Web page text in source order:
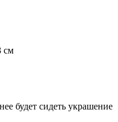
см
будет сидеть украшение